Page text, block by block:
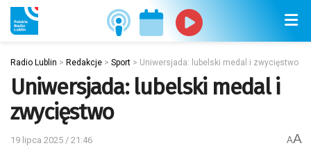
Radio Lublin > Redakcje > Sport > Uniwersjada: lubelski medal i zwycięstwo
Uniwersjada: lubelski medal i
zwycięstwo
19 lipca 2025 / 21:46 AA